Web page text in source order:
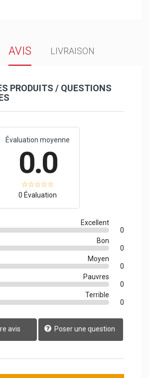
AVIS LIVRAISON
PRODUITS / QUESTIONS
Évaluation moyenne
0.0
0 Évaluation
Excellent
0
Bon
0
Moyen
0
Pauvres
0
Terrible
0
avis Poser une question